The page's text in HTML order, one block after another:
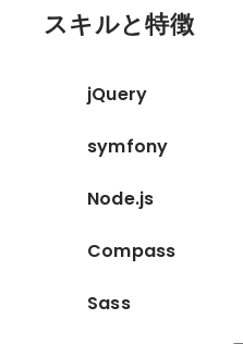
スキルと特徴
jQuery
symfony
Node.js
Compass
Sass